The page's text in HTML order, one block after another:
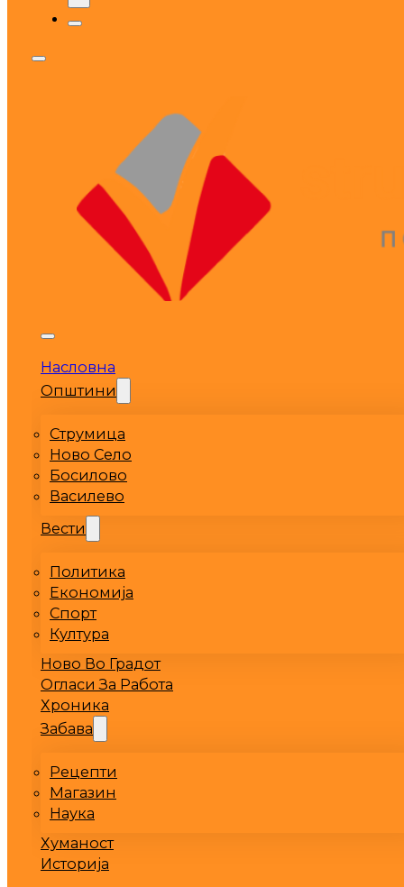
Насловна
Општини
Струмица
Ново Село
Босилово
Василево
Вести
Политика
Економија
Спорт
Култура
Ново Во Градот
Огласи За Работа
Хроника
Забава
Рецепти
Магазин
Наука
Хуманост
Историја